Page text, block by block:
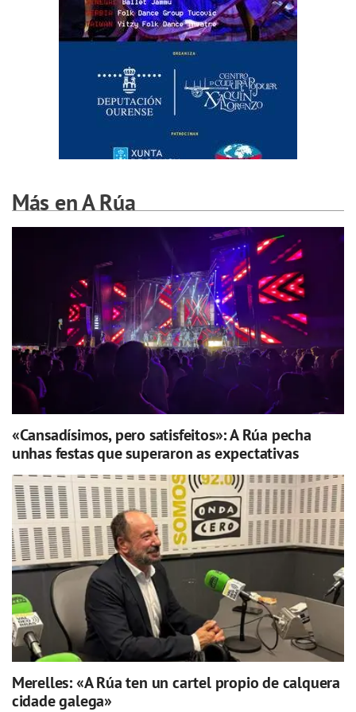
Más en A Rúa
«Cansadísimos, pero satisfeitos»: A Rúa pecha
unhas festas que superaron as expectativas
Merelles: «A Rúa ten un cartel propio de calquera
cidade galega»